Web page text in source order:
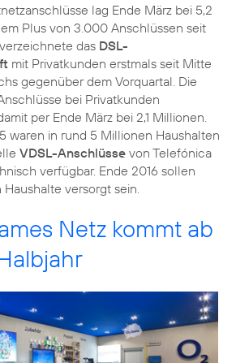
lag Ende März bei 5,2
Plus von 3.000 Anschlüssen seit
das DSL-
mit Privatkunden erstmals seit Mitte
gegenüber dem Vorquartal. Die
bei Privatkunden
per Ende März bei 2,1 Millionen.
waren in rund 5 Millionen Haushalten
VDSL-Anschlüsse von Telefónica
verfügbar. Ende 2016 sollen
versorgt sein.
Netz kommt ab